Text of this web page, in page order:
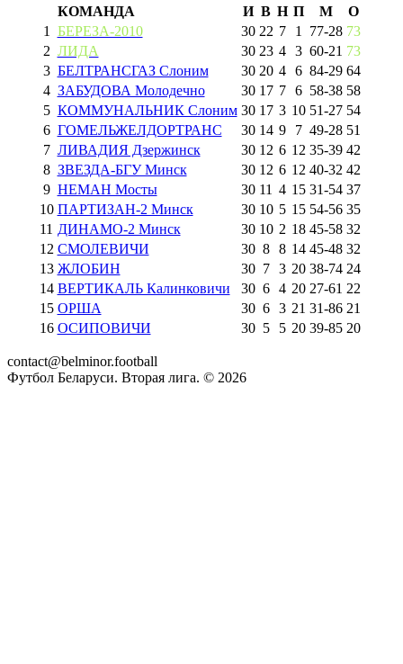
КОМАНДА И В Н П М
О
1
БЕРЕЗА-2010 30 22 7 1 77-28 73
2 ЛИДА 30 23 4 3 60-21 73
3 БЕЛТРАНСГАЗ Слоним 30 20 4 6 84-29 64
4 ЗАБУДОВА Молодечно 30 17 7 6 58-38 58
5 КОММУНАЛЬНИК Слоним 30 17 3 10 51-27 54
6 ГОМЕЛЬЖЕЛДОРТРАНС 30 14 9 7 49-28 51
7 ЛИВАДИЯ Дзержинск 30 12 6 12 35-39 42
8 ЗВЕЗДА-БГУ Минск 30 12 6 12 40-32 42
9 НЕМАН Мосты 30 11 4 15 31-54 37
10 ПАРТИЗАН-2 Минск 30 10 5 15 54-56 35
11 ДИНАМО-2 Минск 30 10 2 18 45-58 32
12 СМОЛЕВИЧИ 30 8 8 14 45-48 32
13 ЖЛОБИН 30 7 3 20 38-74 24
14 ВЕРТИКАЛЬ Калинковичи 30 6 4 20 27-61 22
15 ОРША 30 6 3 21 31-86 21
16 ОСИПОВИЧИ 30 5 5 20 39-85 20
contact@belminor.football
Футбол Беларуси. Вторая лига. © 2026